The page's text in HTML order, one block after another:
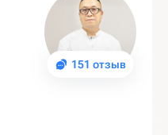
151 отзыв